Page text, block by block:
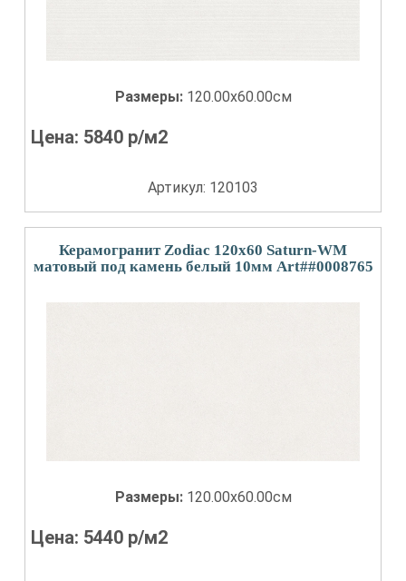
Размеры: 120.00x60.00см
Цена: 5840 р/м2
Артикул: 120103
Керамогранит Zodiac 120x60 Saturn-WM
матовый под камень белый 10мм Art##0008765
Размеры: 120.00x60.00см
Цена: 5440 р/м2